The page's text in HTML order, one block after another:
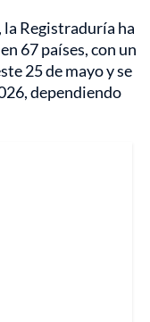
Registraduría ha
67 países, con un
25 de mayo y se
dependiendo